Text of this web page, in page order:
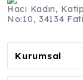
Hacı Kadın,
No:10, 34134
Kurumsal